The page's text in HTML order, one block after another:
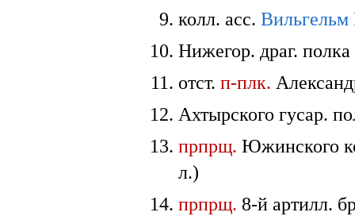
колл. асс.Вильгельм
Нижегор. драг. полка
отст.п-плк.
Ахтырского гусар.
прпрщ. Южинского
л.)
прпрщ. 8-й артилл.